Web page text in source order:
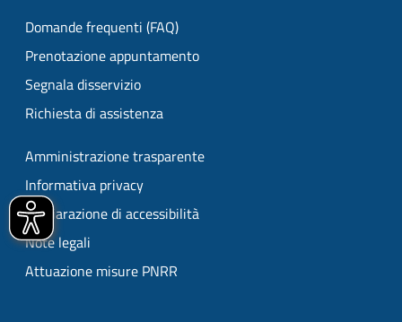
Domande frequenti (FAQ)
Prenotazione appuntamento
Segnala disservizio
Richiesta di assistenza
Amministrazione trasparente
Informativa privacy
Dichiarazione di accessibilità
Note legali
Attuazione misure PNRR